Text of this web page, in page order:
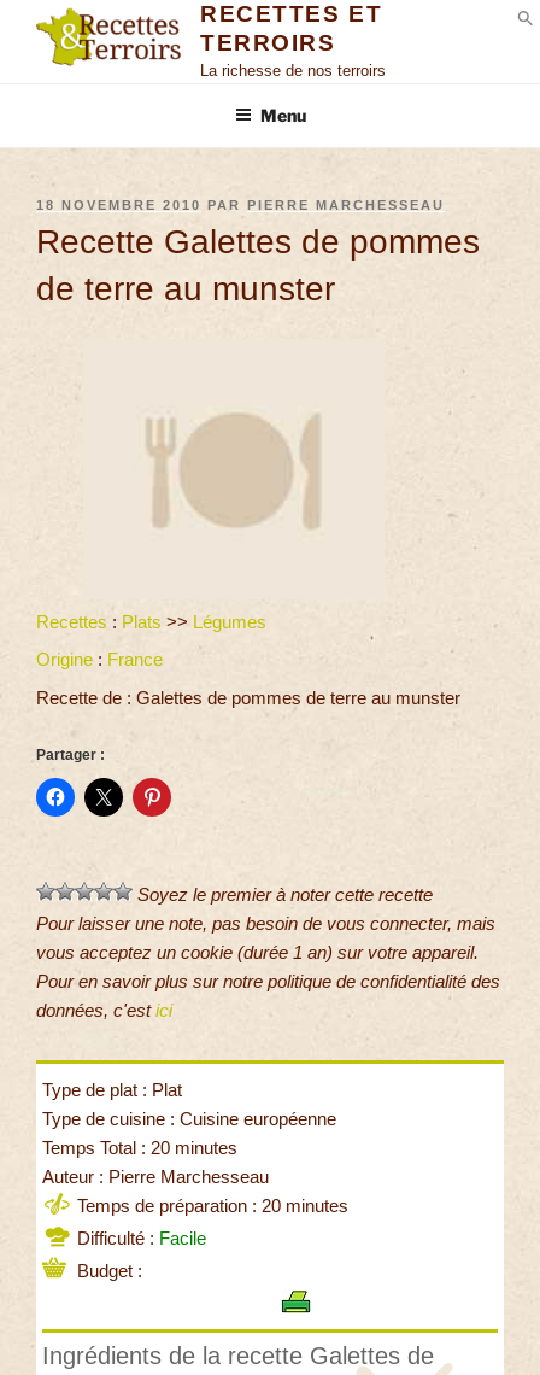
RECETTES ET
TERROIRS
La richesse de nos terroirs
Menu
18 NOVEMBRE 2010 PAR PIERRE MARCHESSEAU
Recette Galettes de pommes
de terre au munster
Recettes : Plats >> Légumes
Origine : France
Recette de : Galettes de pommes de terre au munster
Partager :
Soyez le premier à noter cette recette
Pour laisser une note, pas besoin de vous connecter, mais
vous acceptez un cookie (durée 1 an) sur votre appareil.
Pour en savoir plus sur notre politique de confidentialité des
données, c'estici
Type de plat : Plat
Type de cuisine : Cuisine européenne
Temps Total : 20 minutes
Auteur : Pierre Marchesseau
Temps de préparation : 20 minutes
Difficulté : Facile
Budget :
Ingrédients de la recette Galettes de